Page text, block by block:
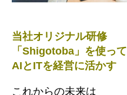
当社オリジナル研修
「Shigotoba」を使って
AIとITを経営に活かす
これからの未来は